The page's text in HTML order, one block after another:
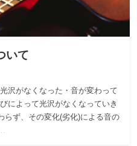
いて
沢がなくなった・音が変わって
によって光沢がなくなっていき
らず、その変化(劣化)による音の